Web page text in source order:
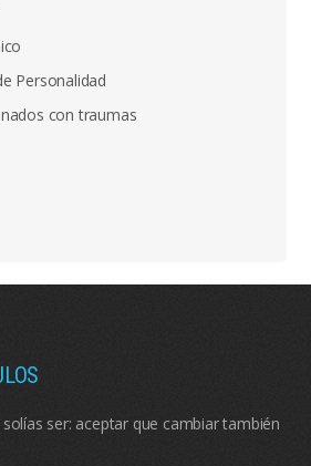
Personalidad
con traumas
ser: aceptar que cambiar también